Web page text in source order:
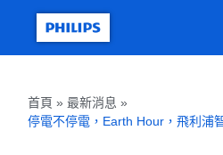
首頁 » 最新消息 »
停電不停電，Earth Hour，飛利浦